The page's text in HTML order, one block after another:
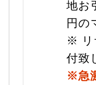
地お
円の
※ リ
付致
※急